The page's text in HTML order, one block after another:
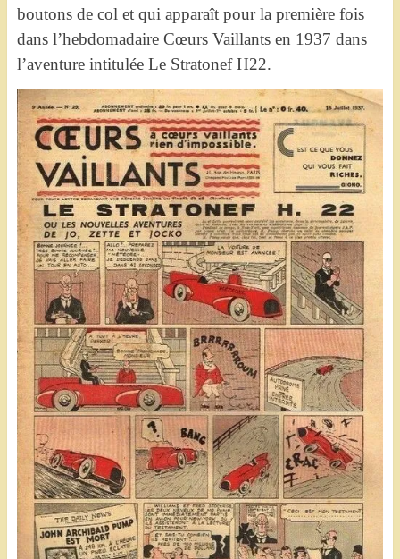
boutons de col et qui apparaît pour la première fois
dans l’hebdomadaire Cœurs Vaillants en 1937 dans
l’aventure intitulée Le Stratonef H22.